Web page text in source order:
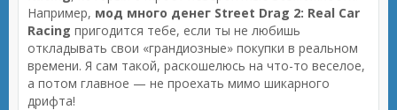
Например, мод много денег Street Drag 2: Real Car
Racing пригодится тебе, если ты не любишь
откладывать свои «грандиозные» покупки в реальном
времени. Я сам такой, раскошелюсь на что-то веселое,
а потом главное — не проехать мимо шикарного
дрифта!